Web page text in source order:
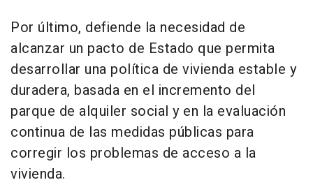
Por último, defiende la necesidad de
alcanzar un pacto de Estado que permita
desarrollar una política de vivienda estable y
duradera, basada en el incremento del
parque de alquiler social y en la evaluación
continua de las medidas públicas para
corregir los problemas de acceso a la
vivienda.